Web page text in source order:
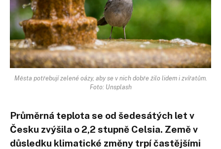
Města potřebují zelené oázy, aby se v nich dobře žilo lidem i zvířatům.
Foto: Unsplash
Průměrná teplota se od šedesátých let v
Česku zvýšila o 2,2 stupně Celsia. Země v
důsledku klimatické změny trpí častějšími